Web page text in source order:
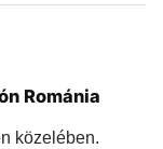
Románia
közelében.